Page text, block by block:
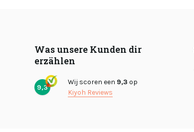
Was unsere Kunden dir
erzählen
9,3
Wij scoren een 9,3 op
Kiyoh Reviews